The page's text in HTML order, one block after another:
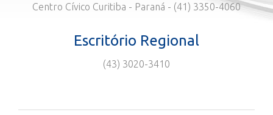
Centro Cívico Curitiba - Paraná - (41) 3350-4060
Escritório Regional
(43) 3020-3410